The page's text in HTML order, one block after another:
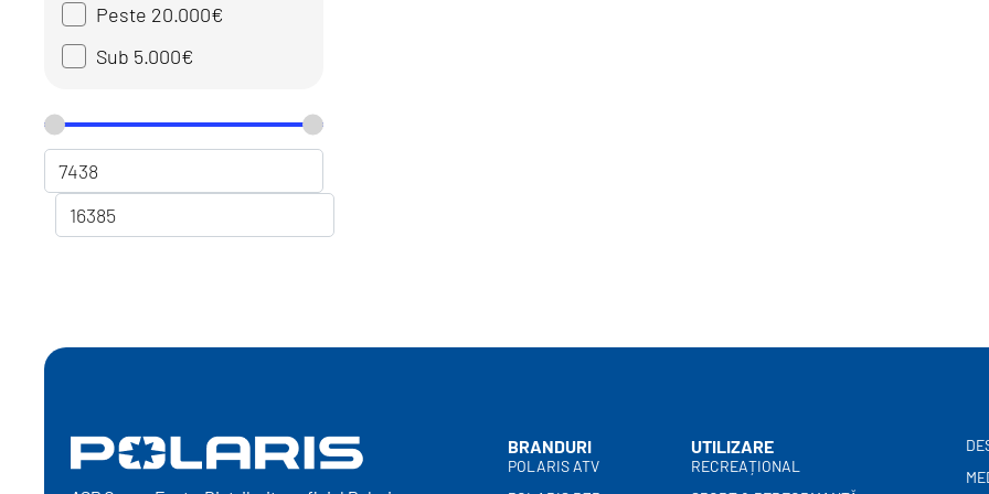
Peste 20.000€
Sub 5.000€
BRANDURI
POLARIS ATV
UTILIZARE
RECREAȚIONAL